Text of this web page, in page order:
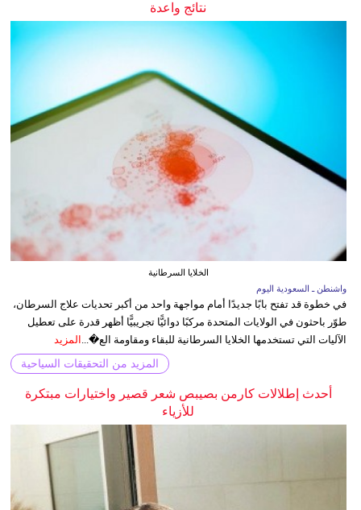
نتائج واعدة
الخلايا السرطانية
واشنطن ـ السعودية اليوم
في خطوة قد تفتح بابًا جديدًا أمام مواجهة واحد من أكبر تحديات علاج السرطان،
طوّر باحثون في الولايات المتحدة مركبًا دوائيًّا تجريبيًّا أظهر قدرة على تعطيل
الآليات التي تستخدمها الخلايا السرطانية للبقاء ومقاومة الع�...
المزيد
المزيد من التحقيقات السياحية
أحدث إطلالات كارمن بصيبص شعر قصير واختيارات مبتكرة
للأزياء